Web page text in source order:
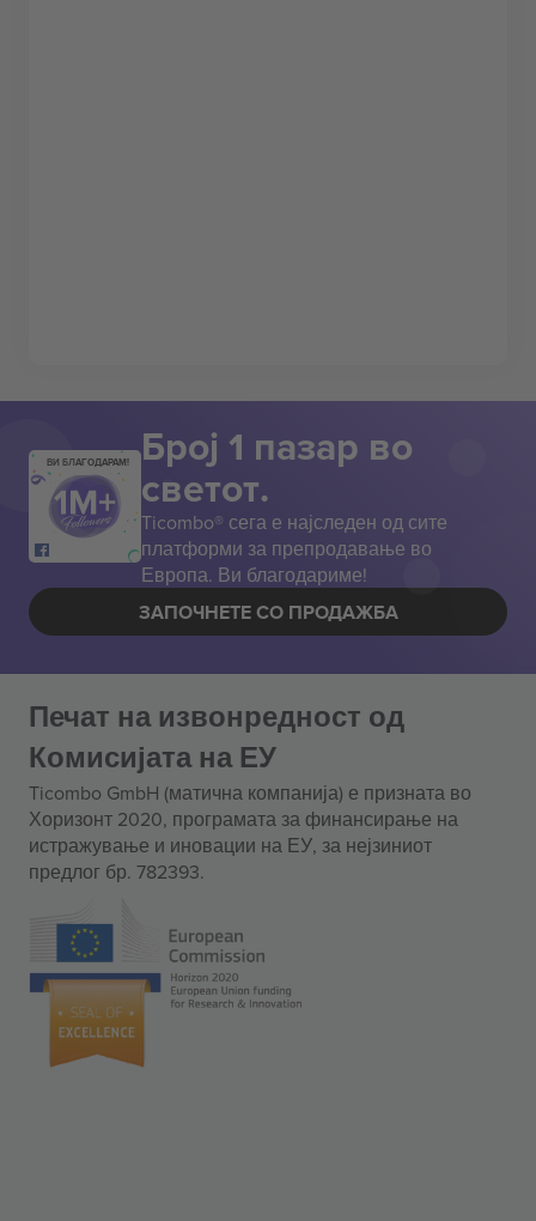
ВИ БЛАГОДАРАМ! Број 1 пазар во
светот.
Ticombo® сега е најследен од сите
платформи за препродавање во
Европа. Ви благодариме!
ЗАПОЧНЕТЕ СО ПРОДАЖБА
Печат на извонредност од
Комисијата на ЕУ
Ticombo GmbH (матична компанија) е призната во
Хоризонт 2020, програмата за финансирање на
истражување и иновации на ЕУ, за нејзиниот
предлог бр. 782393.